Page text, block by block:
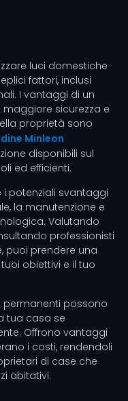
luci domestiche
fattori, inclusi
I vantaggi di un
sicurezza e
proprietà sono
Minleon
disponibili sul
ed efficienti.
i potenziali svantaggi
la manutenzione e
Valutando
professionisti
puoi prendere una
obiettivi e il tuo
permanenti possono
tua casa se
Offrono vantaggi
i costi, rendendoli
di case che
abitativi.